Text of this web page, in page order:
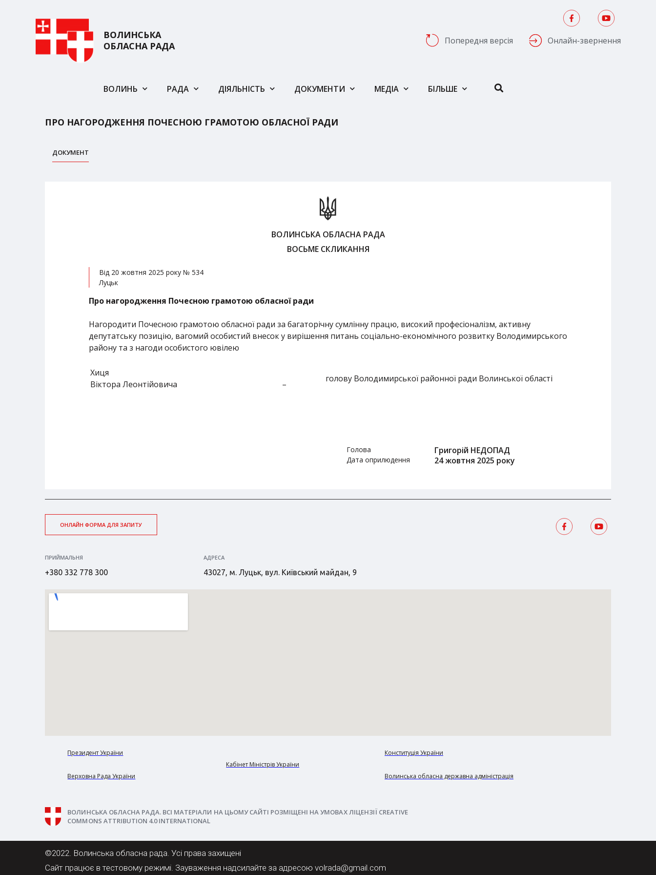
ВОЛИНСЬКА
ОБЛАСНА РАДА
Попередня версія Онлайн-звернення
ВОЛИНЬ РАДА ДІЯЛЬНІСТЬ ДОКУМЕНТИ МЕДІА БІЛЬШЕ
ПРО НАГОРОДЖЕННЯ ПОЧЕСНОЮ ГРАМОТОЮ ОБЛАСНОЇ РАДИ
ДОКУМЕНТ
ВОЛИНСЬКА ОБЛАСНА РАДА
ВОСЬМЕ СКЛИКАННЯ
Від 20 жовтня 2025 року № 534
Луцьк
Про нагородження Почесною грамотою обласної ради
Нагородити Почесною грамотою обласної ради за багаторічну сумлінну працю, високий професіоналізм, активну
депутатську позицію, вагомий особистий внесок у вирішення питань соціально-економічного розвитку Володимирського
району та з нагоди особистого ювілею
Хиця
Віктора Леонтійовича
–
голову Володимирської районної ради Волинської області
Голова Григорій НЕДОПАД
Дата оприлюдення 24 жовтня 2025 року
ОНЛАЙН ФОРМА ДЛЯ ЗАПИТУ
ПРИЙМАЛЬНЯ
+380 332 778 300
АДРЕСА
43027, м. Луцьк, вул. Київський майдан, 9
Президент України
Верховна Рада України
Кабінет Міністрів України
Конституція України
Волинська обласна державна адміністрація
ВОЛИНСЬКА ОБЛАСНА РАДА. ВСІ МАТЕРІАЛИ НА ЦЬОМУ САЙТІ РОЗМІЩЕНІ НА УМОВАХ ЛІЦЕНЗІЇ CREATIVE
COMMONS ATTRIBUTION 4.0 INTERNATIONAL
©2022. Волинська обласна рада. Усі права захищені
Сайт працює в тестовому режимі. Зауваження надсилайте за адресою volrada@gmail.com